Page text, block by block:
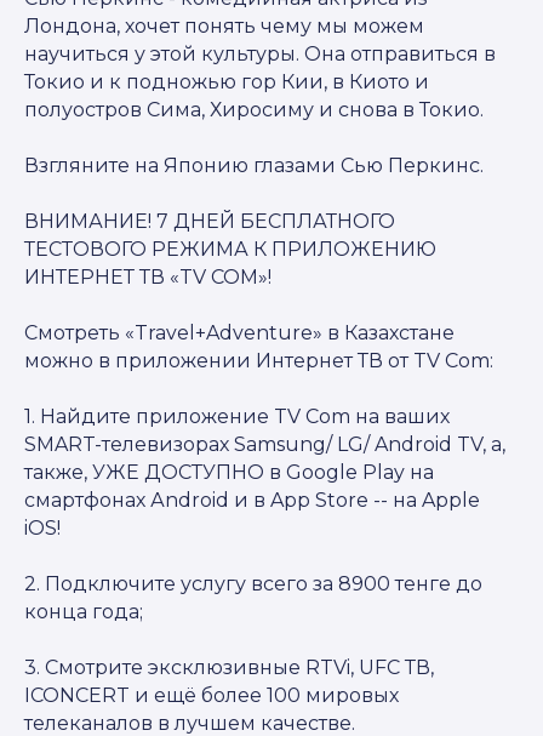
Лондона, хочет понять чему мы можем
научиться у этой культуры. Она отправиться в
Токио и к подножью гор Кии, в Киото и
полуостров Сима, Хиросиму и снова в Токио.
Взгляните на Японию глазами Сью Перкинс.
ВНИМАНИЕ! 7 ДНЕЙ БЕСПЛАТНОГО
ТЕСТОВОГО РЕЖИМА К ПРИЛОЖЕНИЮ
ИНТЕРНЕТ ТВ «TV COM»!
Смотреть «Travel+Adventure» в Казахстане
можно в приложении Интернет ТВ от TV Com:
1. Найдите приложение TV Com на ваших
SMART-телевизорах Samsung/ LG/ Android TV, а,
также, УЖЕ ДОСТУПНО в Google Play на
смартфонах Аndroid и в App Store -- на Apple
iOS!
2. Подключите услугу всего за 8900 тенге до
конца года;
3. Смотрите эксклюзивные RTVi, UFC ТВ,
ICONCERT и ещё более 100 мировых
телеканалов в лучшем качестве.